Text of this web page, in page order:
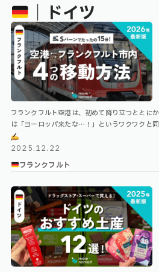
｜ドイツ
フランクフルト空港は、初めて降り立つととに
は「ヨーロッパ来たな…！」というワクワクと
の記事では、筆者自身が実際に使ってきた経験
2025.12.22
フランクフルト